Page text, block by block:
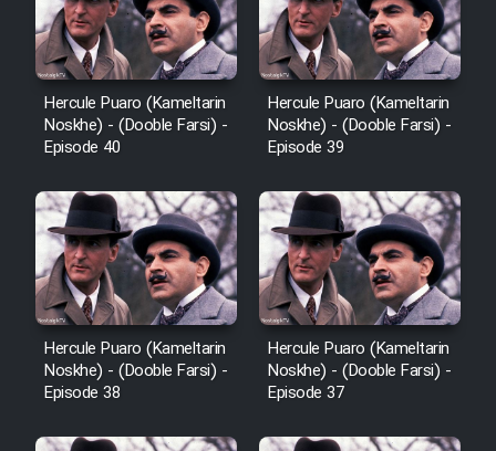
Film Tejarat
Film Entehaye Ghodrat
Cartoon Robin Hood - Dooble
Farsi (Ghabl Az Enghelab)
Serial Ayeneh 1364
Serial Bazam Madresam Dir
Shod 1362
Hercule Puaro (Kameltarin
Noskhe) - (Dooble Farsi) -
Episode 40
Hercule Puaro (Kameltarin
Noskhe) - (Dooble Farsi) -
Episode 39
Hercule Puaro (Kameltarin
Noskhe) - (Dooble Farsi) -
Episode 38
Hercule Puaro (Kameltarin
Noskhe) - (Dooble Farsi) -
Episode 37